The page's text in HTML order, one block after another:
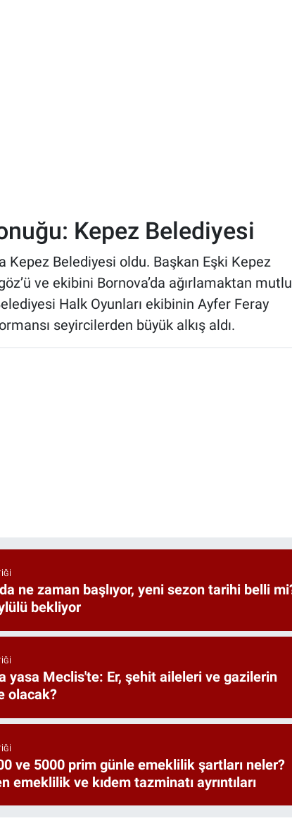
Kepez Belediyesi
Kepez Belediyesi oldu. Başkan Eşki Kepez
ve ekibini Bornova’da ağırlamaktan
Halk Oyunları ekibinin Ayfer Feray
seyircilerden büyük alkış aldı.
ne zaman başlıyor, yeni sezon tarihi belli
bekliyor
yasa Meclis'te: Er, şehit aileleri ve gazilerin
olacak?
ve 5000 prim günle emeklilik şartları neler?
emeklilik ve kıdem tazminatı ayrıntıları